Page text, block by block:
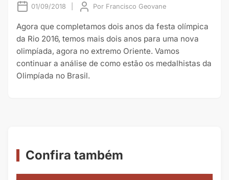
01/09/2018 Por Francisco Geovane
Agora que completamos dois anos da festa olímpica
da Rio 2016, temos mais dois anos para uma nova
olimpíada, agora no extremo Oriente. Vamos
continuar a análise de como estão os medalhistas da
Olimpíada no Brasil.
Confira também